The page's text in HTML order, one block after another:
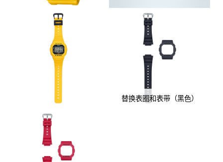
替换表圈和表带（黑色）